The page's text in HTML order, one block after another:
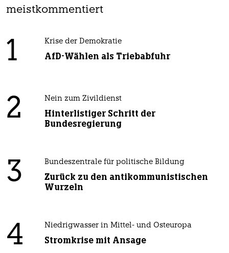
meistkommentiert
1 Krise der Demokratie
AfD-Wählen als Triebabfuhr
2 Nein zum Zivildienst
Hinterlistiger Schritt der
Bundesregierung
3 Bundeszentrale für politische Bildung
Zurück zu den antikommunistischen
Wurzeln
4 Niedrigwasser in Mittel- und Osteuropa
Stromkrise mit Ansage